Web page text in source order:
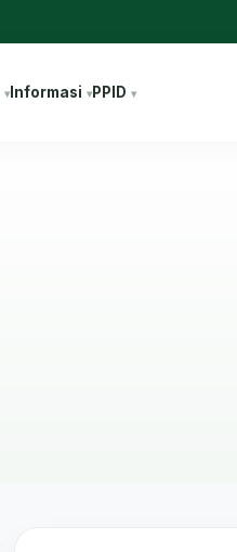
Informasi PPID